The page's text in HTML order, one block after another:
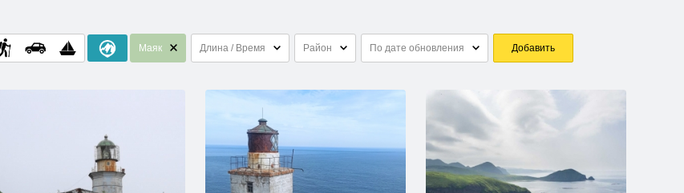
Маяк Длина / Время Район По дате обновления Добавить